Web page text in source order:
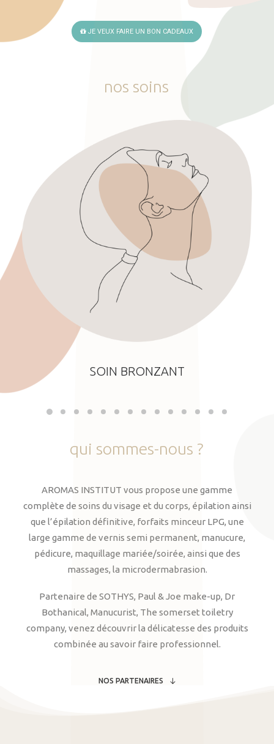
JE VEUX FAIRE UN BON CADEAUX
nos soins
SOIN BRONZANT
qui sommes-nous ?
AROMAS INSTITUT vous propose une gamme
complète de soins du visage et du corps, épilation ainsi
que l’épilation définitive, forfaits minceur LPG, une
large gamme de vernis semi permanent, manucure,
pédicure, maquillage mariée/soirée, ainsi que des
massages, la microdermabrasion.
Partenaire de SOTHYS, Paul & Joe make-up, Dr
Bothanical, Manucurist, The somerset toiletry
company, venez découvrir la délicatesse des produits
combinée au savoir faire professionnel.
NOS PARTENAIRES